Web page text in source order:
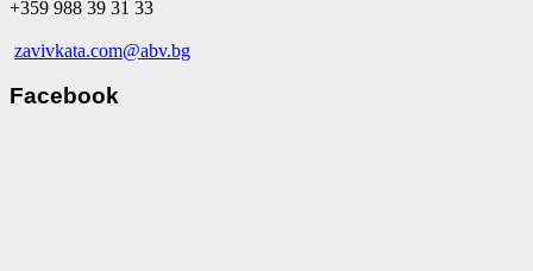
+359 988 39 31 33
zavivkata.com@abv.bg
Facebook